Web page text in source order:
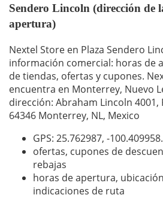
Sendero Lincoln (dirección de
apertura)
Nextel Store en Plaza Sendero
información comercial: horas de
de tiendas, ofertas y cupones.
encuentra en Monterrey, Nuevo
dirección: Abraham Lincoln
64346 Monterrey, NL, Mexico
GPS: 25.762987, -100.409958.
ofertas, cupones de
rebajas
horas de apertura,
indicaciones de ruta